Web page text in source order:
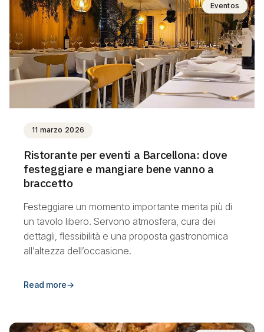
Eventos
11 marzo 2026
Ristorante per eventi a Barcellona: dove
festeggiare e mangiare bene vanno a
braccetto
Festeggiare un momento importante merita più di
un tavolo libero. Servono atmosfera, cura dei
dettagli, flessibilità e una proposta gastronomica
all’altezza dell’occasione.
Read more→